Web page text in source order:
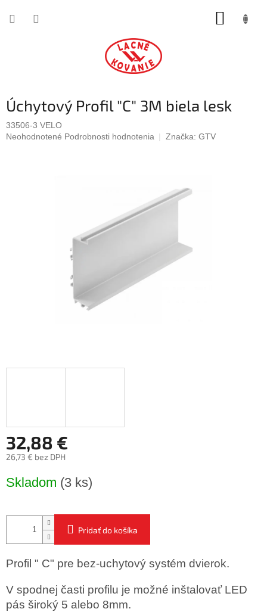
Úchytový Profil "C" 3M biela lesk
33506-3 VELO
Priemerné
Neohodnotené Podrobnosti hodnotenia Značka: GTV
32,88 €
26,73 € bez DPH
cena:
Skladom (3 ks)
Pridať do košíka
Profil " C" pre bez-uchytový systém dvierok.
V spodnej časti profilu je možné inštalovať LED
pás široký 5 alebo 8mm.